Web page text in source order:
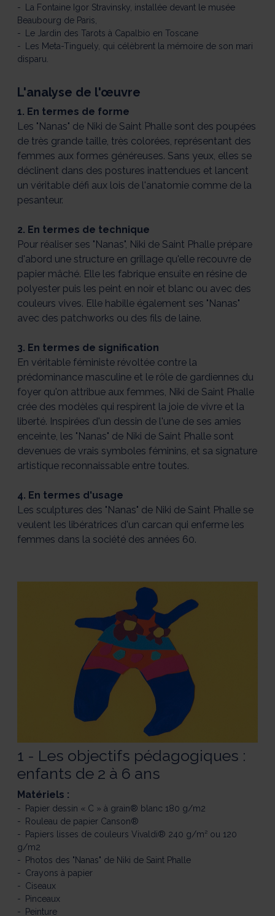
La Fontaine Igor Stravinsky, installée devant le musée
Beaubourg de Paris,
Le Jardin des Tarots à Capalbio en Toscane
Les Meta-Tinguely, qui célèbrent la mémoire de son mari
disparu.
L'analyse de l'œuvre
1. En termes de forme
Les "Nanas" de Niki de Saint Phalle sont des poupées
de très grande taille, très colorées, représentant des
femmes aux formes généreuses. Sans yeux, elles se
déclinent dans des postures inattendues et lancent
un véritable défi aux lois de l'anatomie comme de la
pesanteur.
2. En termes de technique
Pour réaliser ses "Nanas", Niki de Saint Phalle prépare
d'abord une structure en grillage qu'elle recouvre de
papier mâché. Elle les fabrique ensuite en résine de
polyester puis les peint en noir et blanc ou avec des
couleurs vives. Elle habille également ses "Nanas"
avec des patchworks ou des fils de laine.
3. En termes de signification
En véritable féministe révoltée contre la
prédominance masculine et le rôle de gardiennes du
foyer qu'on attribue aux femmes, Niki de Saint Phalle
crée des modèles qui respirent la joie de vivre et la
liberté. Inspirées d'un dessin de l'une de ses amies
enceinte, les "Nanas" de Niki de Saint Phalle sont
devenues de vrais symboles féminins, et sa signature
artistique reconnaissable entre toutes.
4. En termes d'usage
Les sculptures des "Nanas" de Niki de Saint Phalle se
veulent les libératrices d'un carcan qui enferme les
femmes dans la société des années 60.
1 - Les objectifs pédagogiques :
enfants de 2 à 6 ans
Matériels :
Papier dessin « C » à grain® blanc 180 g/m2
Rouleau de papier Canson®
Papiers lisses de couleurs Vivaldi® 240 g/m² ou 120
g/m2
Photos des "Nanas" de Niki de Saint Phalle
Crayons à papier
Ciseaux
Pinceaux
Peinture